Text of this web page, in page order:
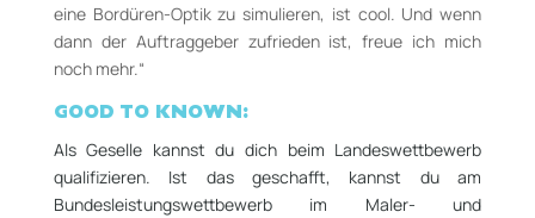
eine Bordüren-Optik zu simulieren, ist cool. Und wenn
dann der Auftraggeber zufrieden ist, freue ich mich
noch mehr.“
GOOD TO KNOWN:
Als Geselle kannst du dich beim Landeswettbewerb
qualifizieren. Ist das geschafft, kannst du am
Bundesleistungswettbewerb im Maler- und